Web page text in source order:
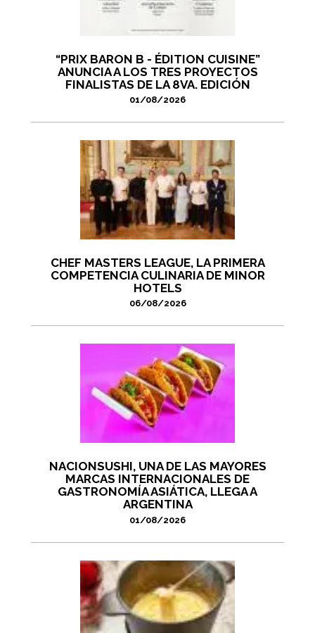
“PRIX BARON B - ÉDITION CUISINE”
ANUNCIA A LOS TRES PROYECTOS
FINALISTAS DE LA 8VA. EDICIÓN
01/08/2026
CHEF MASTERS LEAGUE, LA PRIMERA
COMPETENCIA CULINARIA DE MINOR
HOTELS
06/08/2026
NACIONSUSHI, UNA DE LAS MAYORES
MARCAS INTERNACIONALES DE
GASTRONOMÍA ASIÁTICA, LLEGA A
ARGENTINA
01/08/2026